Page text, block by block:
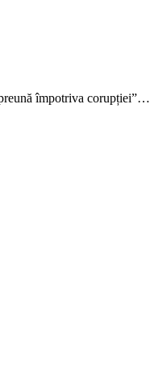
împotriva corupției”…